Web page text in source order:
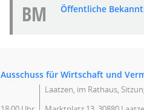
BM Öffentliche
Ausschuss für Wirtschaft und
Laatzen, im Rathaus,